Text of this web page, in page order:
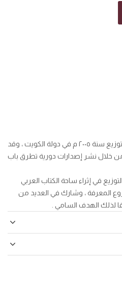
تم تأسيس دار الظاهرية للنشر والتوزيع سنة ٢٠٠٥ م في دولة الكويت ، وقد
من خلال نشر إصدارات دورية تطرق باب
في إثراء ساحة الكتاب العربي
المعرفة ، وشارك في العديد من
لذلك الهدف السامي .